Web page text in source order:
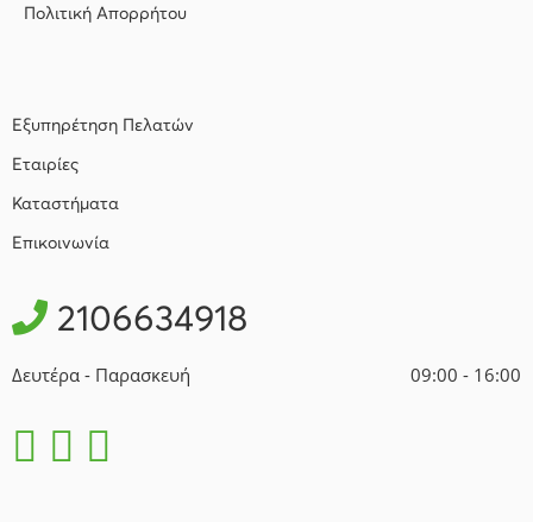
Πολιτική Απορρήτου
Εξυπηρέτηση Πελατών
Εταιρίες
Καταστήματα
Επικοινωνία
2106634918
Δευτέρα - Παρασκευή 09:00 - 16:00